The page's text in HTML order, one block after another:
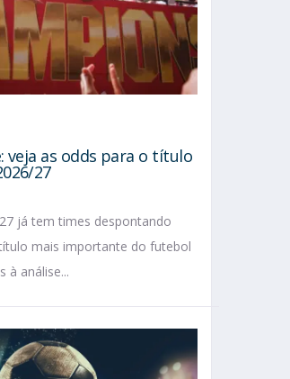
veja as odds para o título
27
já tem times despontando
mais importante do futebol
à análise...